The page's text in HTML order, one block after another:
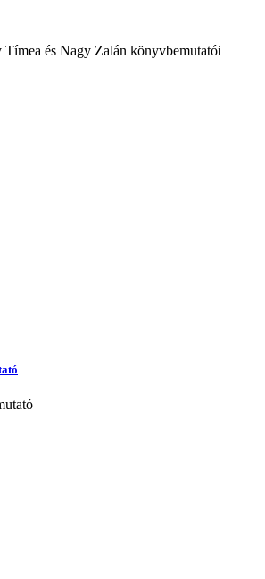
Tímea és Nagy Zalán könyvbemutatói